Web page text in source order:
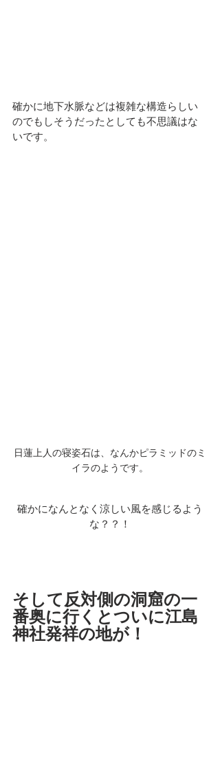
確かに地下水脈などは複雑な構造らしい
のでもしそうだったとしても不思議はな
いです。
日蓮上人の寝姿石は、なんかピラミッドのミ
イラのようです。
確かになんとなく涼しい風を感じるよう
な？？！
そして反対側の洞窟の一
番奥に行くとついに江島
神社発祥の地が！